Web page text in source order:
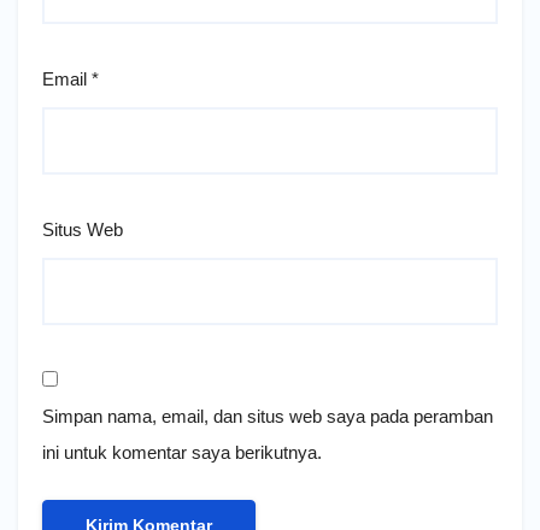
Email *
Situs Web
Simpan nama, email, dan situs web saya pada peramban
ini untuk komentar saya berikutnya.